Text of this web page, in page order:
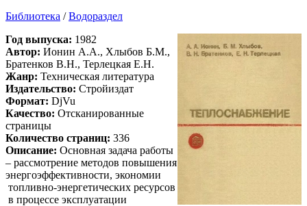
Библиотека /Водораздел
Год выпуска: 1982
Автор: Ионин А.А., Хлыбов Б.М.,
Братенков В.Н., Терлецкая Е.Н.
Жанр: Техническая литература
Издательство: Стройиздат
Формат: DjVu
Качество: Отсканированные
страницы
Количество страниц: 336
Описание: Основная задача работы
– рассмотрение методов повышения
энергоэффективности, экономии
топливно-энергетических ресурсов
в процессе эксплуатации